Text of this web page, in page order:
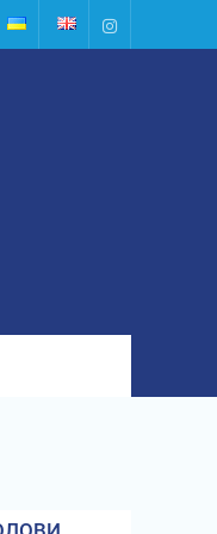
Instagram